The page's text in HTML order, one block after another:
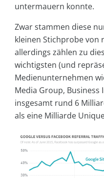
untermauern konnte.
Zwar stammen diese
kleinen Stichprobe von
allerdings zählen zu
wichtigsten (und
Medienunternehmen
Media Group,
insgesamt rund 6
als eine Milliarde